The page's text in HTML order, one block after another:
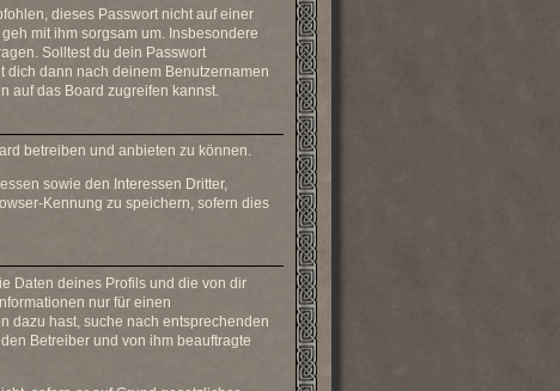
dieses Passwort nicht auf einer
mit ihm sorgsam um. Insbesondere
Solltest du dein Passwort
dich dann nach deinem Benutzernamen
auf das Board zugreifen kannst.
betreiben und anbieten zu können.
sowie den Interessen Dritter,
Kennung zu speichern, sofern dies
Daten deines Profils und die von dir
nur für einen
dazu hast, suche nach entsprechenden
Betreiber und von ihm beauftragte